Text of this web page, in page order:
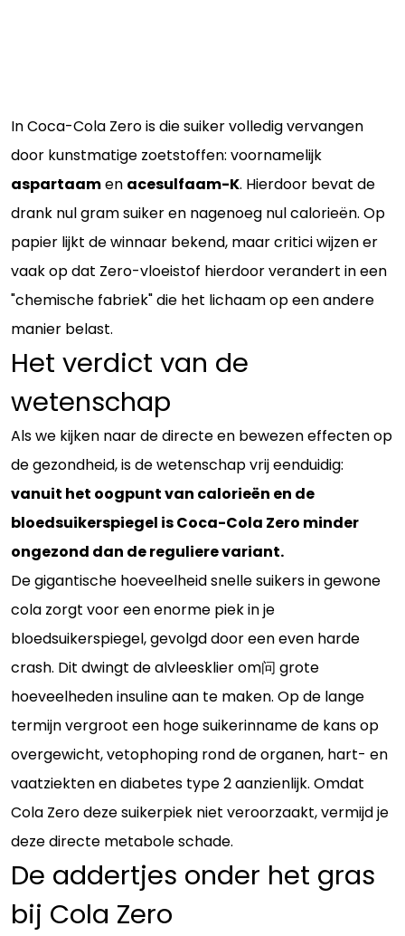
In Coca-Cola Zero is die suiker volledig vervangen
door kunstmatige zoetstoffen: voornamelijk
aspartaamen acesulfaam-K. Hierdoor bevat de
drank nul gram suiker en nagenoeg nul calorieën. Op
papier lijkt de winnaar bekend, maar critici wijzen er
vaak op dat Zero-vloeistof hierdoor verandert in een
"chemische fabriek" die het lichaam op een andere
manier belast.
Het verdict van de
wetenschap
Als we kijken naar de directe en bewezen effecten op
de gezondheid, is de wetenschap vrij eenduidig:
vanuit het oogpunt van calorieën en de
bloedsuikerspiegel is Coca-Cola Zero minder
ongezond dan de reguliere variant.
De gigantische hoeveelheid snelle suikers in gewone
cola zorgt voor een enorme piek in je
bloedsuikerspiegel, gevolgd door een even harde
crash. Dit dwingt de alvleesklier om问 grote
hoeveelheden insuline aan te maken. Op de lange
termijn vergroot een hoge suikerinname de kans op
overgewicht, vetophoping rond de organen, hart- en
vaatziekten en diabetes type 2 aanzienlijk. Omdat
Cola Zero deze suikerpiek niet veroorzaakt, vermijd je
deze directe metabole schade.
De addertjes onder het gras
bij Cola Zero